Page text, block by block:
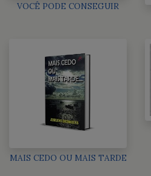
VOCÊ PODE CONSEGUIR
MAIS CEDO OU MAIS TARDE